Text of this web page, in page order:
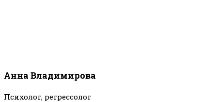
Анна Владимирова
Психолог, регрессолог